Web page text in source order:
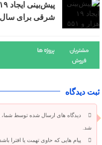
شرقی برای سال ۱۴۰۵
ثبت دیدگاه
دیدگاه های ارسال شده توسط شما،
شد.
پیام هایی که حاوی تهمت یا افترا